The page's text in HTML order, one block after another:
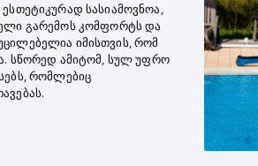
სასიამოვნოა,
გარემოს კომფორტს და
იმისთვის, რომ
სწორედ ამიტომ, სულ უფრო
რომლებიც